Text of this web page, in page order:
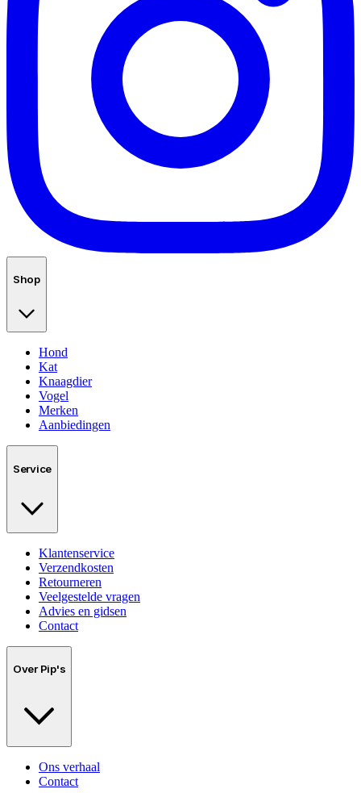
Shop
Hond
Kat
Knaagdier
Vogel
Merken
Aanbiedingen
Service
Klantenservice
Verzendkosten
Retourneren
Veelgestelde vragen
Advies en gidsen
Contact
Over Pip's
Ons verhaal
Contact